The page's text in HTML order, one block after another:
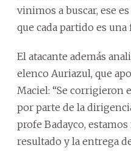
vinimos a buscar, ese
que cada partido es una
El atacante además
elenco Auriazul, que
Maciel: “Se corrigieron
por parte de la
profe Badayco,
resultado y la entrega